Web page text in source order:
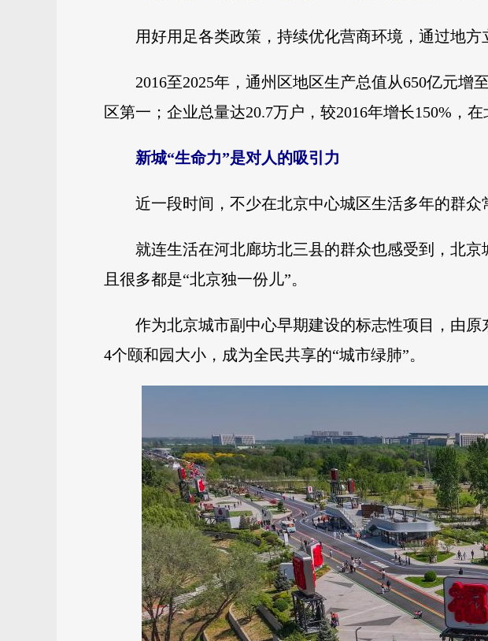
用好用足各类政策，持续优化营商环境，通过地
2016至2025年，通州区地区生产总值从650亿元增
区第一；企业总量达20.7万户，较2016年增长150%，
新城“生命力”是对人的吸引力
近一段时间，不少在北京中心城区生活多年的群
就连生活在河北廊坊北三县的群众也感受到，北
且很多都是“北京独一份儿”。
作为北京城市副中心早期建设的标志性项目，由
4个颐和园大小，成为全民共享的“城市绿肺”。